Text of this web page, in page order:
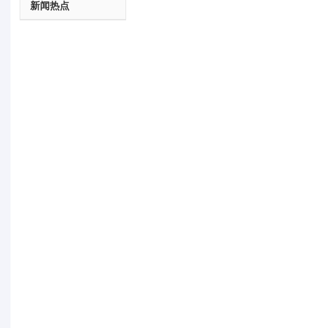
新闻热点